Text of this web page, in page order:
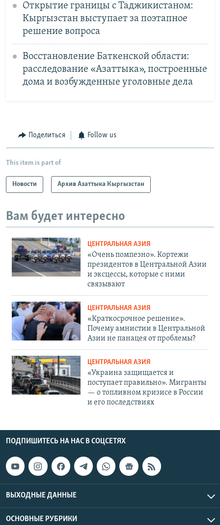
Открытие границы с Таджикистаном:
Кыргызстан выступает за поэтапное
решение вопроса
Восстановление Баткенской области:
расследование «Азаттыка», построенные
дома и возбужденные уголовные дела
Поделиться Follow us
This item is part of
Новости Архив Азаттыка Кыргызстан
Вам будет интересно
ЦЕНТРАЛЬНАЯ АЗИЯ
«Очень помпезно». Кортежи
президентов в Центральной Азии
и эксцессы, которые с ними
связывают
ЦЕНТРАЛЬНАЯ АЗИЯ
«Краткосрочное решение».
Почему амнистии в Центральной
Азии не панацея от проблемы?
ЦЕНТРАЛЬНАЯ АЗИЯ
«Украина защищается и
поступает правильно». Мигранты
— о топливном кризисе в России
и его последствиях
ПОДПИШИТЕСЬ НА НАС В СОЦСЕТЯХ
ВЫХОДНЫЕ ДАННЫЕ
ОСНОВНЫЕ РУБРИКИ